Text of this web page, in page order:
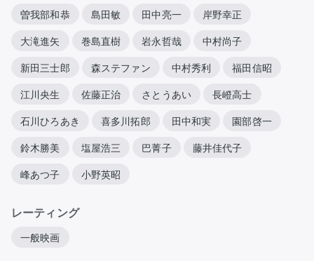
曽我部和恭 島田敏 田中亮一 岸野幸正
大滝進矢 巻島直樹 岩永哲哉 中村尚子
新田三士郎 森ステファン 中村秀利 福田信昭
江川央生 佐藤正治 さとうあい 長嶝高士
石川ひろあき 喜多川拓郎 田中和実 園部啓一
鈴木勝美 塩屋浩三 巴菁子 藤井佳代子
峰あつ子 小野英昭
レーティング
一般映画